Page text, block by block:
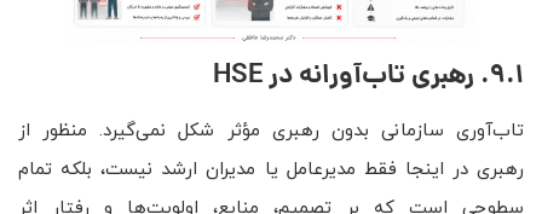
9.1. رهبری تاب‌آورانه در HSE
تاب‌آوری سازمانی بدون رهبری مؤثر شکل نمی‌گیرد. منظور از
رهبری در اینجا فقط مدیرعامل یا مدیران ارشد نیست، بلکه تمام
سطوحی است که بر تصمیم، منابع، اولویت‌ها و رفتار اثر